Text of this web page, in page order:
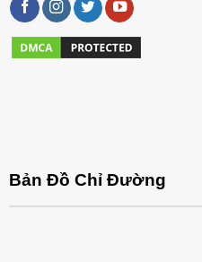
Bản Đồ Chỉ Đường